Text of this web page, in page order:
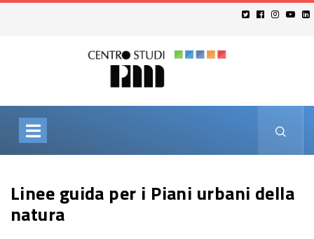
Linee guida per i Piani urbani della
natura